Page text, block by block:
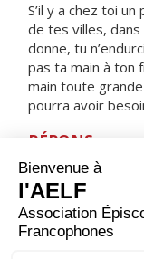
S’il y a chez toi
de tes villes,
donne, tu
pas ta main à ton
main toute
pourra avoir
RÉPONS
V/ Le Seigneur
le pauvre dont il
ORAISON
Dieu qui as révélé